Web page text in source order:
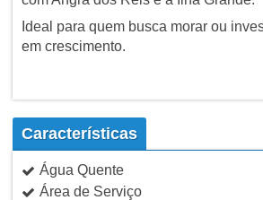
Ideal para quem busca morar ou
em crescimento.
Características
Água Quente
Área de Serviço